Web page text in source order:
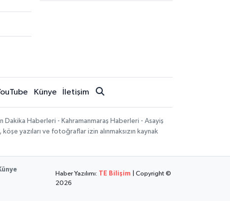
Künye İletişim
Dakika Haberleri - Kahramanmaraş Haberleri - Asayiş
yazıları ve fotoğraflar izin alınmaksızın kaynak
Haber Yazılımı: TE Bilişim
| Copyright ©
2026